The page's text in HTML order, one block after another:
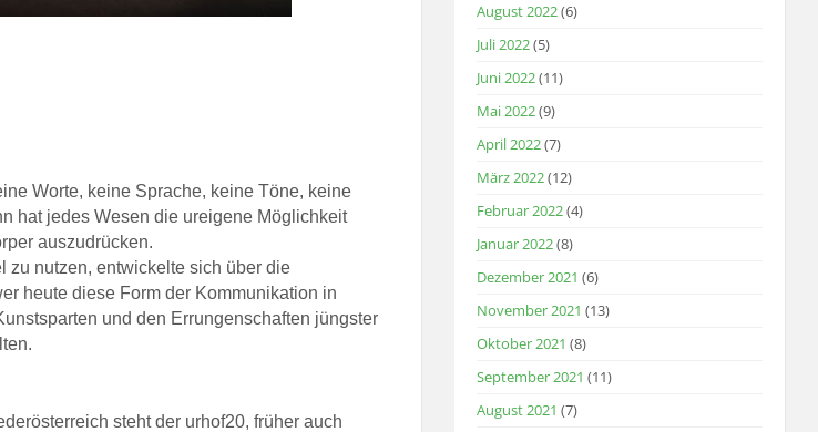
Worte, keine Sprache, keine Töne, keine
hat jedes Wesen die ureigene Möglichkeit
auszudrücken.
zu nutzen, entwickelte sich über die
heute diese Form der Kommunikation in
und den Errungenschaften jüngster
steht der urhof20, früher auch
August 2022(6)
Juli 2022(5)
Juni 2022(11)
Mai 2022(9)
April 2022(7)
März 2022(12)
Februar 2022(4)
Januar 2022(8)
Dezember 2021 (6)
November 2021 (13)
Oktober 2021 (8)
September 2021 (11)
August 2021 (7)